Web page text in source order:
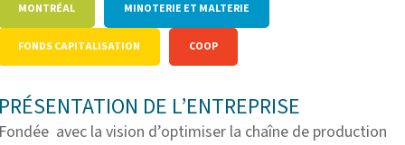
MONTRÉAL MINOTERIE ET MALTERIE
FONDS CAPITALISATION COOP
DE L’ENTREPRISE
avec la vision d’optimiser la chaîne de production